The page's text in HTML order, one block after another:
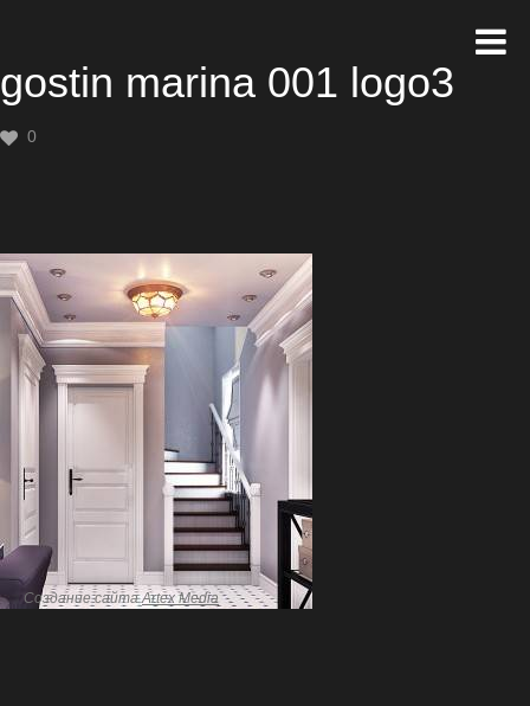
gostin marina 001 logo3
0
Создание сайтаArtex Media